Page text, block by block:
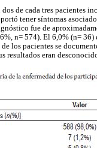
de cada tres pacientes
tener síntomas
fue de
n= 574). El 6,0% (n=
los pacientes se
resultados eran